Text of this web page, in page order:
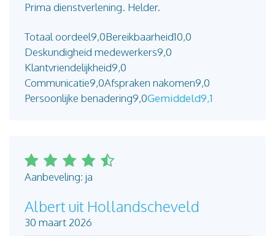
Prima dienstverlening. Helder.
Totaal oordeel9,0Bereikbaarheid10,0
Deskundigheid medewerkers9,0
Klantvriendelijkheid9,0
Communicatie9,0Afspraken nakomen9,0
Persoonlijke benadering9,0Gemiddeld9,1
Aanbeveling: ja
Albert uit Hollandscheveld
30 maart 2026